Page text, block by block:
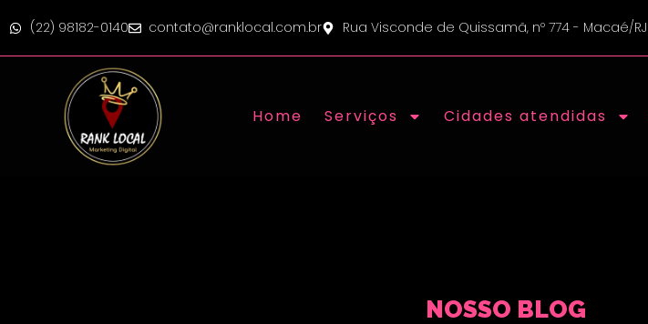
(22) 98182-0140 contato@ranklocal.com.br Rua Visconde de Quissamã, nº 774 - Macaé/RJ
Home Serviços Cidades atendidas
NOSSO BLOG